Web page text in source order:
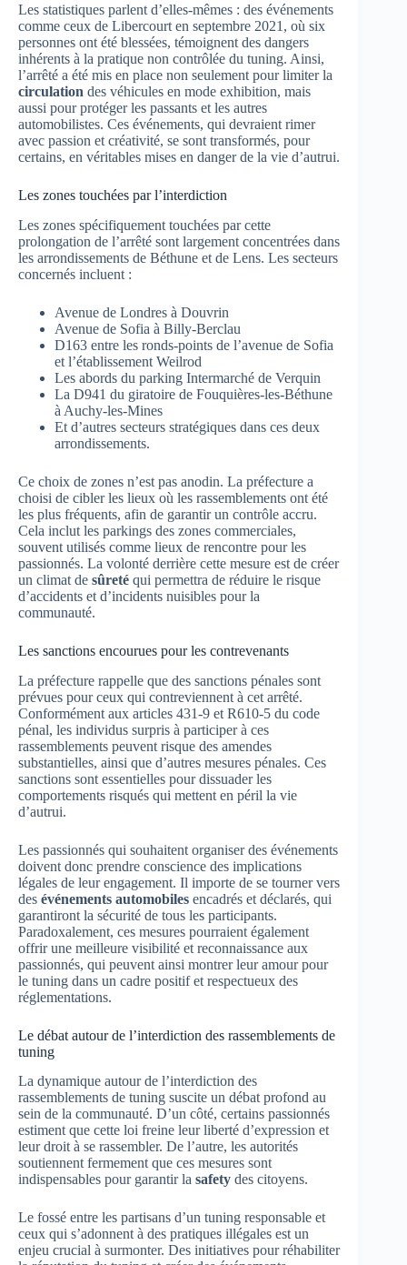
Les statistiques parlent d’elles-mêmes : des événements
comme ceux de Libercourt en septembre 2021, où six
personnes ont été blessées, témoignent des dangers
inhérents à la pratique non contrôlée du tuning. Ainsi,
l’arrêté a été mis en place non seulement pour limiter la
circulation des véhicules en mode exhibition, mais
aussi pour protéger les passants et les autres
automobilistes. Ces événements, qui devraient rimer
avec passion et créativité, se sont transformés, pour
certains, en véritables mises en danger de la vie d’autrui.
Les zones touchées par l’interdiction
Les zones spécifiquement touchées par cette
prolongation de l’arrêté sont largement concentrées dans
les arrondissements de Béthune et de Lens. Les secteurs
concernés incluent :
Avenue de Londres à Douvrin
Avenue de Sofia à Billy-Berclau
D163 entre les ronds-points de l’avenue de Sofia
et l’établissement Weilrod
Les abords du parking Intermarché de Verquin
La D941 du giratoire de Fouquières-les-Béthune
à Auchy-les-Mines
Et d’autres secteurs stratégiques dans ces deux
arrondissements.
Ce choix de zones n’est pas anodin. La préfecture a
choisi de cibler les lieux où les rassemblements ont été
les plus fréquents, afin de garantir un contrôle accru.
Cela inclut les parkings des zones commerciales,
souvent utilisés comme lieux de rencontre pour les
passionnés. La volonté derrière cette mesure est de créer
un climat de sûreté qui permettra de réduire le risque
d’accidents et d’incidents nuisibles pour la
communauté.
Les sanctions encourues pour les contrevenants
La préfecture rappelle que des sanctions pénales sont
prévues pour ceux qui contreviennent à cet arrêté.
Conformément aux articles 431-9 et R610-5 du code
pénal, les individus surpris à participer à ces
rassemblements peuvent risque des amendes
substantielles, ainsi que d’autres mesures pénales. Ces
sanctions sont essentielles pour dissuader les
comportements risqués qui mettent en péril la vie
d’autrui.
Les passionnés qui souhaitent organiser des événements
doivent donc prendre conscience des implications
légales de leur engagement. Il importe de se tourner vers
des événements automobiles encadrés et déclarés, qui
garantiront la sécurité de tous les participants.
Paradoxalement, ces mesures pourraient également
offrir une meilleure visibilité et reconnaissance aux
passionnés, qui peuvent ainsi montrer leur amour pour
le tuning dans un cadre positif et respectueux des
réglementations.
Le débat autour de l’interdiction des rassemblements de
tuning
La dynamique autour de l’interdiction des
rassemblements de tuning suscite un débat profond au
sein de la communauté. D’un côté, certains passionnés
estiment que cette loi freine leur liberté d’expression et
leur droit à se rassembler. De l’autre, les autorités
soutiennent fermement que ces mesures sont
indispensables pour garantir la safety des citoyens.
Le fossé entre les partisans d’un tuning responsable et
ceux qui s’adonnent à des pratiques illégales est un
enjeu crucial à surmonter. Des initiatives pour réhabiliter